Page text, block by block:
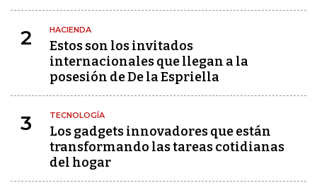
2 HACIENDA
Estos son los invitados
internacionales que llegan a la
posesión de De la Espriella
3 TECNOLOGÍA
Los gadgets innovadores que están
transformando las tareas cotidianas
del hogar